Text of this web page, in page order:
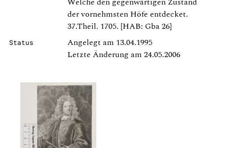
der vornehmsten Höfe entdecket.
37.Theil. 1705. [HAB: Gba 26]
Status
Angelegt am 13.04.1995
Letzte Änderung am 24.05.2006